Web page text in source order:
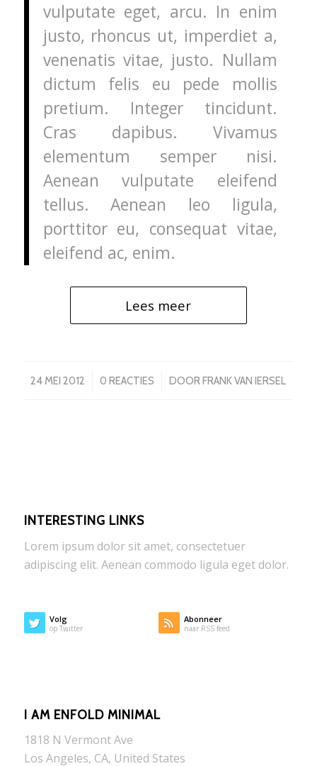
vulputate eget, arcu. In enim
justo, rhoncus ut, imperdiet a,
venenatis vitae, justo. Nullam
dictum felis eu pede mollis
pretium. Integer tincidunt.
Cras dapibus. Vivamus
elementum semper nisi.
Aenean vulputate eleifend
tellus. Aenean leo ligula,
porttitor eu, consequat vitae,
eleifend ac, enim.
Lees meer
24 MEI 2012
/ 0 REACTIES
/ DOOR FRANK VAN IERSEL
INTERESTING LINKS
Lorem ipsum dolor sit amet, consectetuer
adipiscing elit. Aenean commodo ligula eget dolor.
Volg
op Twitter
Abonneer
naar RSS feed
I AM ENFOLD MINIMAL
1818 N Vermont Ave
Los Angeles, CA, United States